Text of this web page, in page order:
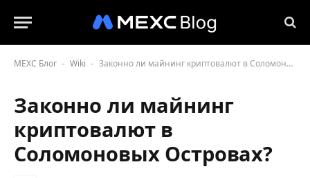
MEXC Блог - Wiki - Законно ли майнинг криптовалют в Соломоновых Островах?
Законно ли майнинг
криптовалют в
Соломоновых Островах?